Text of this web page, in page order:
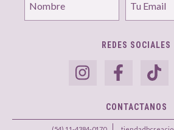
REDES SOCIALES
CONTACTANOS